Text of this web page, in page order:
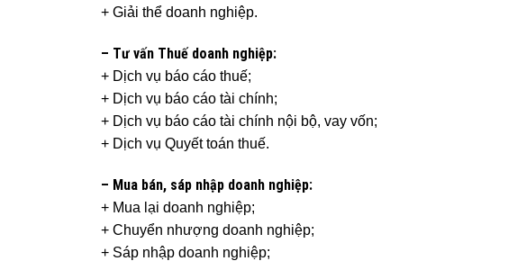
+ Giải thể doanh nghiệp.
– Tư vấn Thuế doanh nghiệp:
+ Dịch vụ báo cáo thuế;
+ Dịch vụ báo cáo tài chính;
+ Dịch vụ báo cáo tài chính nội bộ, vay vốn;
+ Dịch vụ Quyết toán thuế.
– Mua bán, sáp nhập doanh nghiệp:
+ Mua lại doanh nghiệp;
+ Chuyển nhượng doanh nghiệp;
+ Sáp nhập doanh nghiệp;